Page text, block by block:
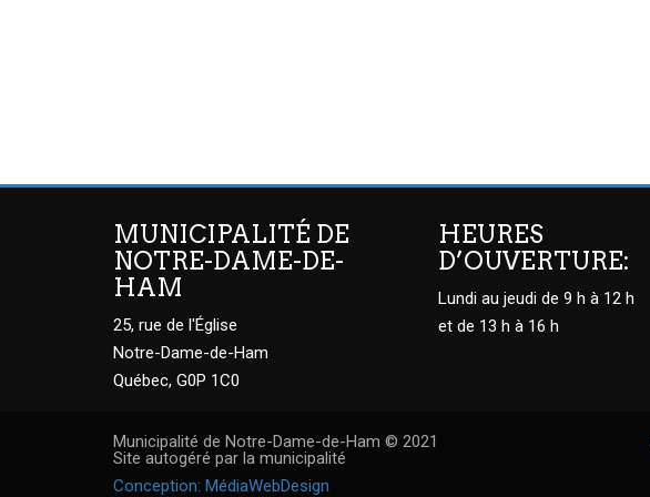
MUNICIPALITÉ DE
NOTRE-DAME-DE-
HAM
25, rue de l'Église
Notre-Dame-de-Ham
Québec, G0P 1C0
HEURES
D’OUVERTURE:
Lundi au jeudi de 9 h à 12 h
et de 13 h à 16 h
Municipalité de Notre-Dame-de-Ham © 2021
Site autogéré par la municipalité
Conception: MédiaWebDesign